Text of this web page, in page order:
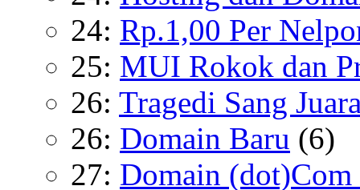
24: Rp.1,00 Per
25: MUI Rokok dan
26: Tragedi Sang
26: Domain Baru (6)
27: Domain